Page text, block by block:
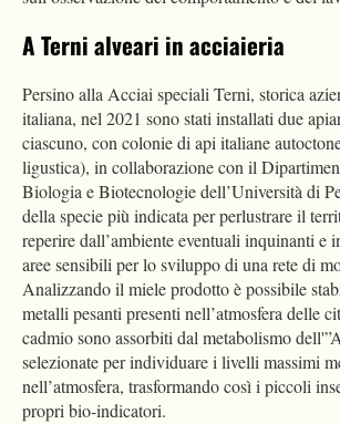
A Terni alveari in acciaieria
Persino alla Acciai speciali Terni, storica
italiana, nel 2021 sono stati installati due
ciascuno, con colonie di api italiane
ligustica), in collaborazione con il
Biologia e Biotecnologie dell’Università di
della specie più indicata per perlustrare il
reperire dall’ambiente eventuali inquinanti e
aree sensibili per lo sviluppo di una rete di
Analizzando il miele prodotto è possibile
metalli pesanti presenti nell’atmosfera delle
cadmio sono assorbiti dal metabolismo
selezionate per individuare i livelli massimi
nell’atmosfera, trasformando così i piccoli
propri bio-indicatori.